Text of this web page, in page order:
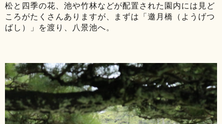
松と四季の花、池や竹林などが配置された園内には見ど
ころがたくさんありますが、まずは「邀月橋（ようげつ
ばし）」を渡り、八景池へ。